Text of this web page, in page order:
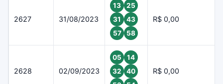
2627 31/08/2023
13
25
31
43
57
58
R$ 0,00
2628 02/09/2023
05
14
32
40
R$ 0,00